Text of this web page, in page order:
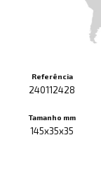
Referência
240112428
Tamanho mm
145x35x35